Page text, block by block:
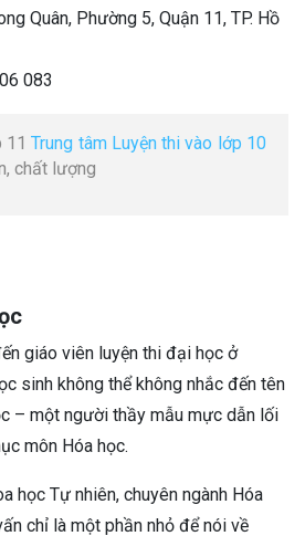
Quân, Phường 5, Quận 11, TP. Hồ
083
11Trung tâm Luyện thi vào lớp 10
chất lượng
giáo viên luyện thi đại học ở
sinh không thể không nhắc đến tên
– một người thầy mẫu mực dẫn lối
môn Hóa học.
học Tự nhiên, chuyên ngành Hóa
chỉ là một phần nhỏ để nói về